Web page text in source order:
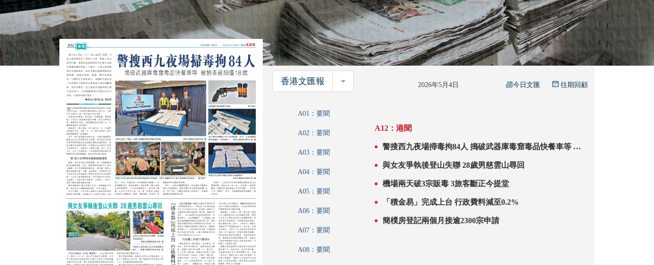
香港文匯報 香港文匯報 2026年5月4日 今日文匯 往期回顧
A01：要聞
A02：要聞
A03：要聞
A04：要聞
A05：要聞
A06：要聞
A07：要聞
A08：要聞
A12：港聞
警搜西九夜場掃毒拘84人 搗破武器庫毒窟毒品快餐車等 被
與女友爭執後登山失聯 28歲男慈雲山尋回
機場兩天破3宗販毒 3旅客斷正今提堂
「積金易」完成上台 行政費料減至0.2%
簡樸房登記兩個月接逾2300宗申請